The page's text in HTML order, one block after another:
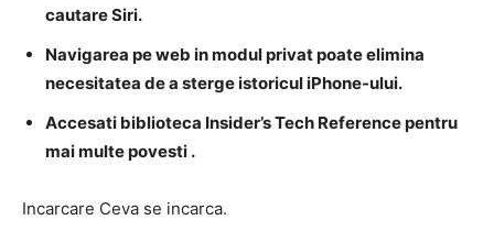
cautare Siri.
Navigarea pe web in modul privat poate elimina
necesitatea de a sterge istoricul iPhone-ului.
Accesati biblioteca Insider’s Tech Reference pentru
mai multe povesti .
Incarcare Ceva se incarca.